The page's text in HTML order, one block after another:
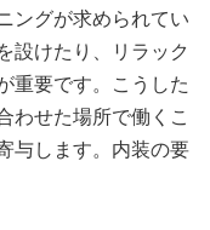
ングが求められてい
設けたり、リラック
重要です。こうした
わせた場所で働くこ
与します。内装の要